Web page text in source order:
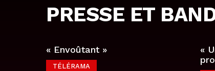
PRESSE ET
« Envoûtant »
TÉLÉRAMA
«